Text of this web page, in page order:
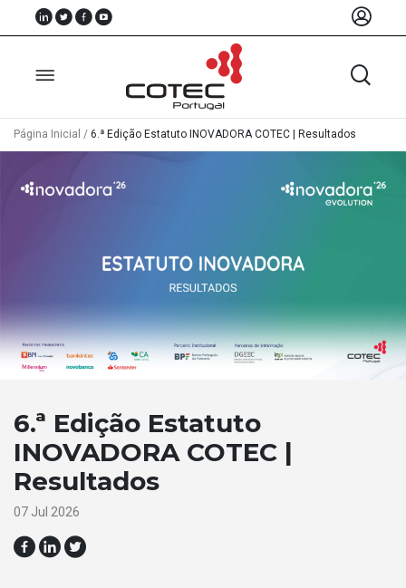
Sobre
Notícias
Eventos
Página Inicial / 6.ª Edição Estatuto INOVADORA COTEC | Resultados
6.ª Edição Estatuto
INOVADORA COTEC |
Resultados
07 Jul 2026